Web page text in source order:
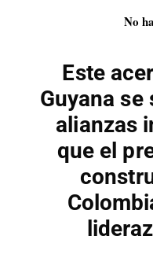
No
Este
Guyana se
alianzas
que el